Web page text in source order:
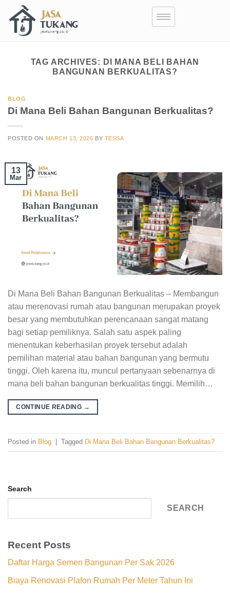
TAG ARCHIVES: DI MANA BELI BAHAN
BANGUNAN BERKUALITAS?
BLOG
Di Mana Beli Bahan Bangunan Berkualitas?
POSTED ON MARCH 13, 2026 BY TESSA
13
Mar
Di Mana Beli Bahan Bangunan Berkualitas – Membangun
atau merenovasi rumah atau bangunan merupakan proyek
besar yang membutuhkan perencanaan sangat matang
bagi setiap pemiliknya. Salah satu aspek paling
menentukan keberhasilan proyek tersebut adalah
pemilihan material atau bahan bangunan yang bermutu
tinggi. Oleh karena itu, muncul pertanyaan sebenarnya di
mana beli bahan bangunan berkualitas tinggi. Memilih…
CONTINUE READING →
Posted in Blog Tagged Di Mana Beli Bahan Bangunan Berkualitas?
Search
SEARCH
Recent Posts
Daftar Harga Semen Bangunan Per Sak 2026
Biaya Renovasi Plafon Rumah Per Meter Tahun Ini